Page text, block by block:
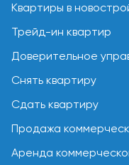
Квартиры в
Трейд-ин квартир
Доверительное
Снять квартиру
Сдать квартиру
Продажа
Аренда